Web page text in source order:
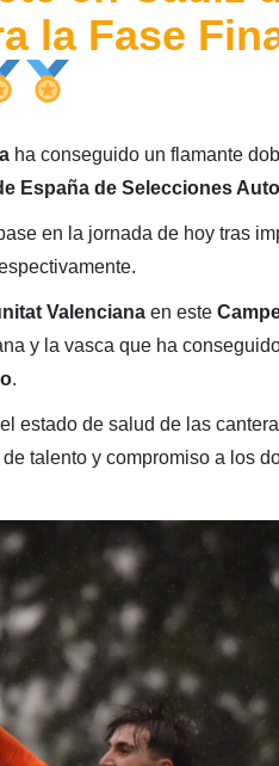
la Fase
ha conseguido un flamante
España de Selecciones
en la jornada de hoy tras
Valenciana en este
y la vasca que ha
.
estado de salud de las
talento y compromiso a los